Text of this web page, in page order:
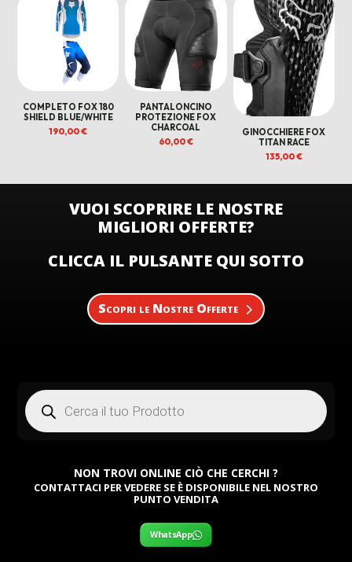
COMPLETO FOX 180
SHIELD BLUE/WHITE
190,00€
PANTALONCINO
PROTEZIONE FOX
CHARCOAL
60,00€
GINOCCHIERE FOX
TITAN RACE
135,00€
VUOI SCOPRIRE LE NOSTRE
MIGLIORI OFFERTE?
CLICCA IL PULSANTE QUI SOTTO
Scopri le Nostre Offerte
Products
search
NON TROVI ONLINE CIÒ CHE CERCHI ?
CONTATTACI PER VEDERE SE È DISPONIBILE NEL NOSTRO
PUNTO VENDITA
WhatsApp